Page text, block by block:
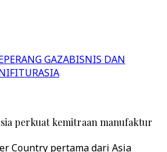
PERANG GAZABISNIS DAN
FITURASIA
perkuat kemitraan manufaktur
Country pertama dari Asia